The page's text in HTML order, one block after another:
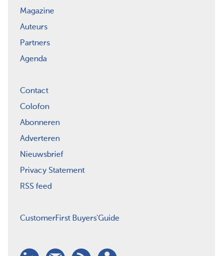
Magazine
Auteurs
Partners
Agenda
Contact
Colofon
Abonneren
Adverteren
Nieuwsbrief
Privacy Statement
RSS feed
CustomerFirst Buyers'Guide